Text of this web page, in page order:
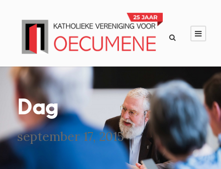
Dag
september 17, 2015